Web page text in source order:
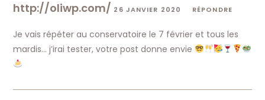
http://oliwp.com/ 26 JANVIER 2020 RÉPONDRE
Je vais répéter au conservatoire le 7 février et tous les
mardis… j’irai tester, votre post donne envie